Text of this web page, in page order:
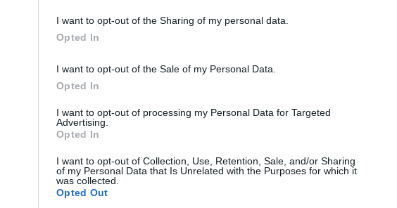
I want to opt-out of the Sharing of my personal data.
Opted In
I want to opt-out of the Sale of my Personal Data.
Opted In
I want to opt-out of processing my Personal Data for Targeted
Advertising.
Opted In
I want to opt-out of Collection, Use, Retention, Sale, and/or Sharing
of my Personal Data that Is Unrelated with the Purposes for which it
was collected.
Opted Out
AKCIA -11%